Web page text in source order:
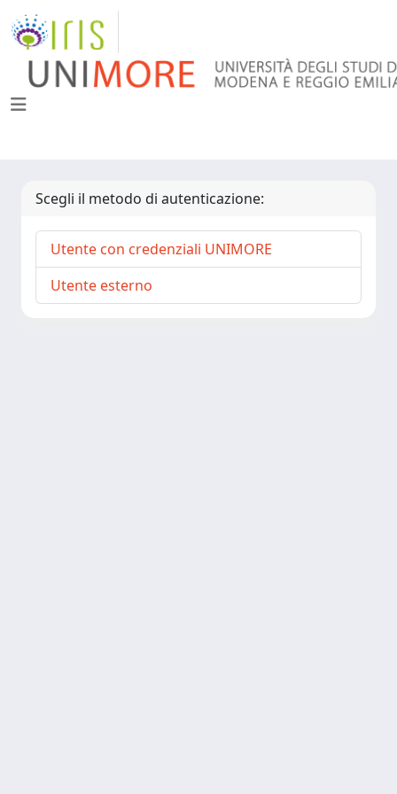
Scegli il metodo di autenticazione:
Utente con credenziali UNIMORE
Utente esterno